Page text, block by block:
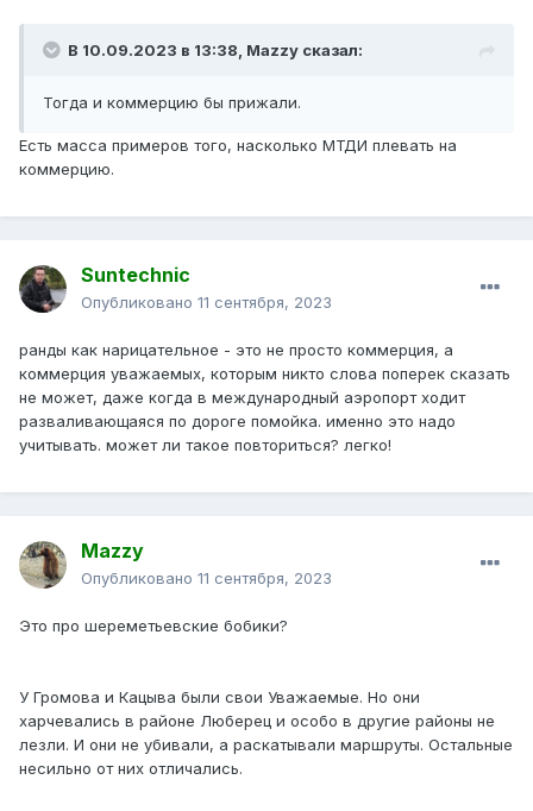
В 10.09.2023 в 13:38, Mazzy сказал:
Тогда и коммерцию бы прижали.
Есть масса примеров того, насколько МТДИ плевать на
коммерцию.
Suntechnic
Опубликовано 11 сентября, 2023
ранды как нарицательное - это не просто коммерция, а
коммерция уважаемых, которым никто слова поперек сказать
не может, даже когда в международный аэропорт ходит
разваливающаяся по дороге помойка. именно это надо
учитывать. может ли такое повториться? легко!
Mazzy
Опубликовано 11 сентября, 2023
Это про шереметьевские бобики?
У Громова и Кацыва были свои Уважаемые. Но они
харчевались в районе Люберец и особо в другие районы не
лезли. И они не убивали, а раскатывали маршруты. Остальные
несильно от них отличались.